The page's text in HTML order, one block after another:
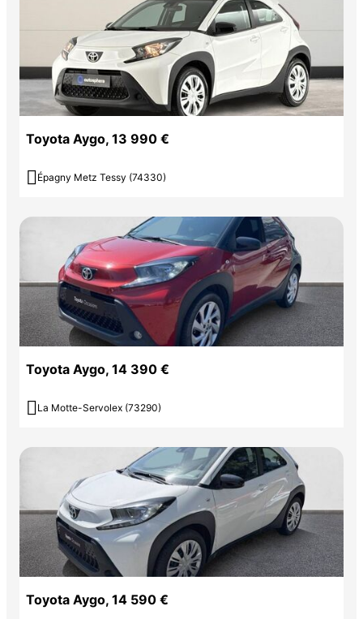
Toyota Aygo, 13 990 €
 Épagny Metz Tessy (74330)
Toyota Aygo, 14 390 €
 La Motte-Servolex (73290)
Toyota Aygo, 14 590 €